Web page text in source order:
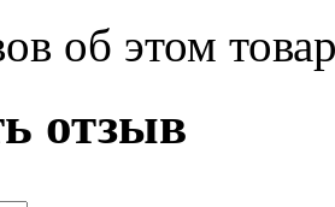
об этом
отзыв